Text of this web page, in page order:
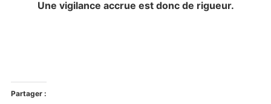
Une vigilance accrue est donc de rigueur.
Partager :